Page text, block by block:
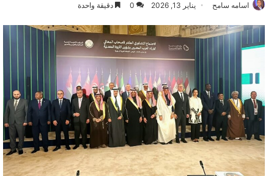
اسامه سامح يناير 13, 2026 0 دقيقة واحدة